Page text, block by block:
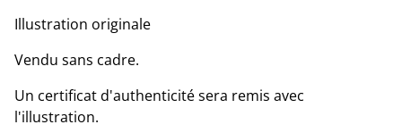
Illustration originale
Vendu sans cadre.
Un certificat d'authenticité sera remis avec
l'illustration.